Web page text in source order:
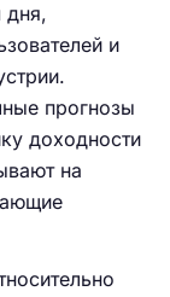
дня,
и
прогнозы
доходности
на